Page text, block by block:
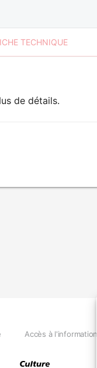
TECHNIQUE
de détails.
Accès à l'information